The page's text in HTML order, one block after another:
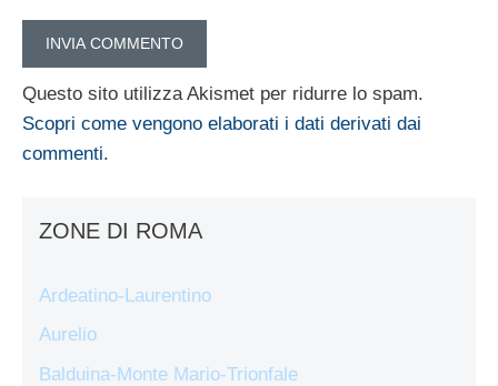
Questo sito utilizza Akismet per ridurre lo spam.
Scopri come vengono elaborati i dati derivati dai
commenti.
ZONE DI ROMA
Ardeatino-Laurentino
Aurelio
Balduina-Monte Mario-Trionfale